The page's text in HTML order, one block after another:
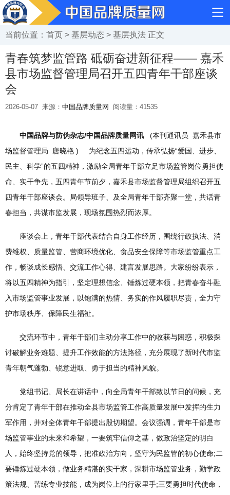
当前位置： 首页 > 基层动态 > 基层执法 正文
青春筑梦监管路 砥砺奋进新征程—— 嘉禾
县市场监督管理局召开五四青年干部座谈
会
2026-05-07 来源： 中国品牌质量网 阅读量： 41535
中国品牌与防伪杂志/中国品牌质量网讯
(本刊通讯员 嘉禾县市
场监督管理局 唐晓艳 ) 为纪念五四运动，传承弘扬“爱国、进步、
民主、科学”的五四精神，激励全局青年干部立足市场监管岗位勇担使
命、实干争先，五四青年节前夕，嘉禾县市场监督管理局组织召开五
四青年干部座谈会。局领导班子、及全局青年干部齐聚一堂，共话青
春担当，共谋市监发展，现场氛围热烈而浓厚。
座谈会上，青年干部代表结合自身工作经历，围绕行政执法、消
费维权、质量监管、营商环境优化、食品安全保障等市场监管重点工
作，畅谈成长感悟、交流工作心得、建言发展思路。大家纷纷表示，
将以五四精神为指引，坚定理想信念、锤炼过硬本领，把青春奋斗融
入市场监管事业发展，以饱满的热情、务实的作风履职尽责，全力守
护市场秩序、保障民生福祉。
交流环节中，青年干部们主动分享工作中的收获与困惑，积极探
讨破解业务难题、提升工作效能的方法路径，充分展现了新时代市监
青年朝气蓬勃、锐意进取、勇于担当的精神风貌。
党组书记、局长在讲话中，向全局青年干部致以节日的问候，充
分肯定了青年干部在推动全县市场监管工作高质量发展中发挥的生力
军作用，并对全体青年干部提出殷切期望。会议强调，青年干部是市
场监管事业的未来和希望，一要筑牢信仰之基，做政治坚定的明白
人，始终坚持党的领导，把准政治方向，坚守为民监管的初心使命;二
要锤炼过硬本领，做业务精湛的实干家，深耕市场监管业务，勤学政
策法规、苦练专业技能，成为岗位上的行家里手;三要勇担时代使命，